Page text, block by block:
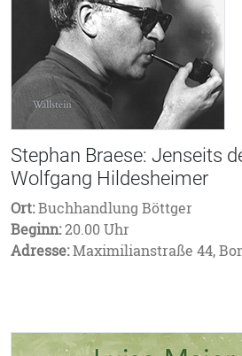
Stephan Braese: Jenseits
Wolfgang Hildesheimer
Ort:Buchhandlung Böttger
Beginn:20.00 Uhr
Adresse:Maximilianstraße 44,